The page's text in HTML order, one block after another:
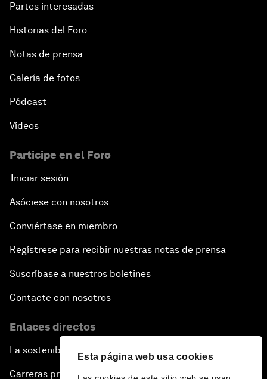
Esta página web usa cookies
Partes interesadas
Historias del Foro
Notas de prensa
Galería de fotos
Pódcast
Vídeos
Participe en el Foro
Iniciar sesión
Asóciese con nosotros
Conviértase en miembro
Regístrese para recibir nuestras notas de prensa
Suscríbase a nuestros boletines
Contacte con nosotros
Enlaces directos
La sostenibilidad en el Foro
Carreras profesionales